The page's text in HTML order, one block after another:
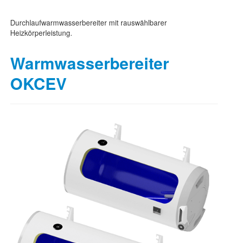
Durchlaufwarmwasserbereiter mit rauswählbarer
Heizkörperleistung.
Warmwasserbereiter
OKCEV